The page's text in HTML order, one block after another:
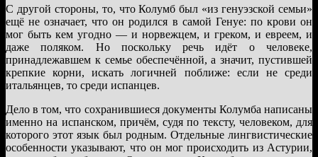
С другой стороны, то, что Колумб был «из генуэзской семьи»
ещё не означает, что он родился в самой Генуе: по крови он
мог быть кем угодно — и норвежцем, и греком, и евреем, и
даже поляком. Но поскольку речь идёт о человеке,
принадлежавшем к семье обеспечённой, а значит, пустившей
крепкие корни, искать логичней поближе: если не среди
итальянцев, то среди испанцев.
Дело в том, что сохранившиеся документы Колумба написаны
именно на испанском, причём, судя по тексту, человеком, для
которого этот язык был родным. Отдельные лингвистические
особенности указывают, что он мог происходить из Астурии,